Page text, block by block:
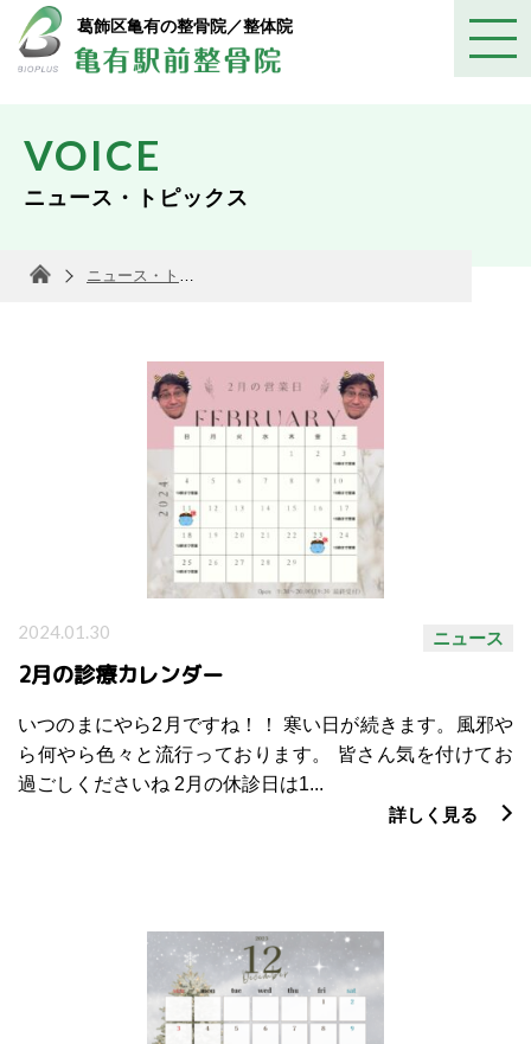
葛飾区亀有の整骨院／整体院
VOICE
ニュース・トピックス
ニュース
2024.01.30
2月の診療カレンダー
いつのまにやら2月ですね！！ 寒い日が続きます。風邪や
ら何やら色々と流行っております。 皆さん気を付けてお
過ごしくださいね 2月の休診日は1...
詳しく見る